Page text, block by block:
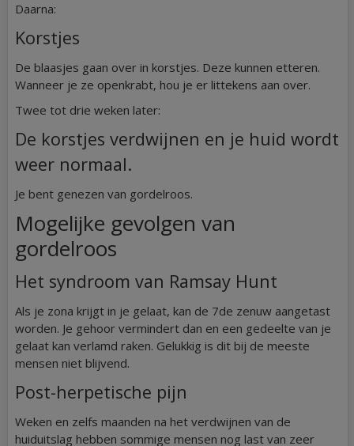
Daarna:
Korstjes
De blaasjes gaan over in korstjes. Deze kunnen etteren.
Wanneer je ze openkrabt, hou je er littekens aan over.
Twee tot drie weken later:
De korstjes verdwijnen en je huid wordt
weer normaal.
Je bent genezen van gordelroos.
Mogelijke gevolgen van
gordelroos
Het syndroom van Ramsay Hunt
Als je zona krijgt in je gelaat, kan de 7de zenuw aangetast
worden. Je gehoor vermindert dan en een gedeelte van je
gelaat kan verlamd raken. Gelukkig is dit bij de meeste
mensen niet blijvend.
Post-herpetische pijn
Weken en zelfs maanden na het verdwijnen van de
huiduitslag hebben sommige mensen nog last van zeer